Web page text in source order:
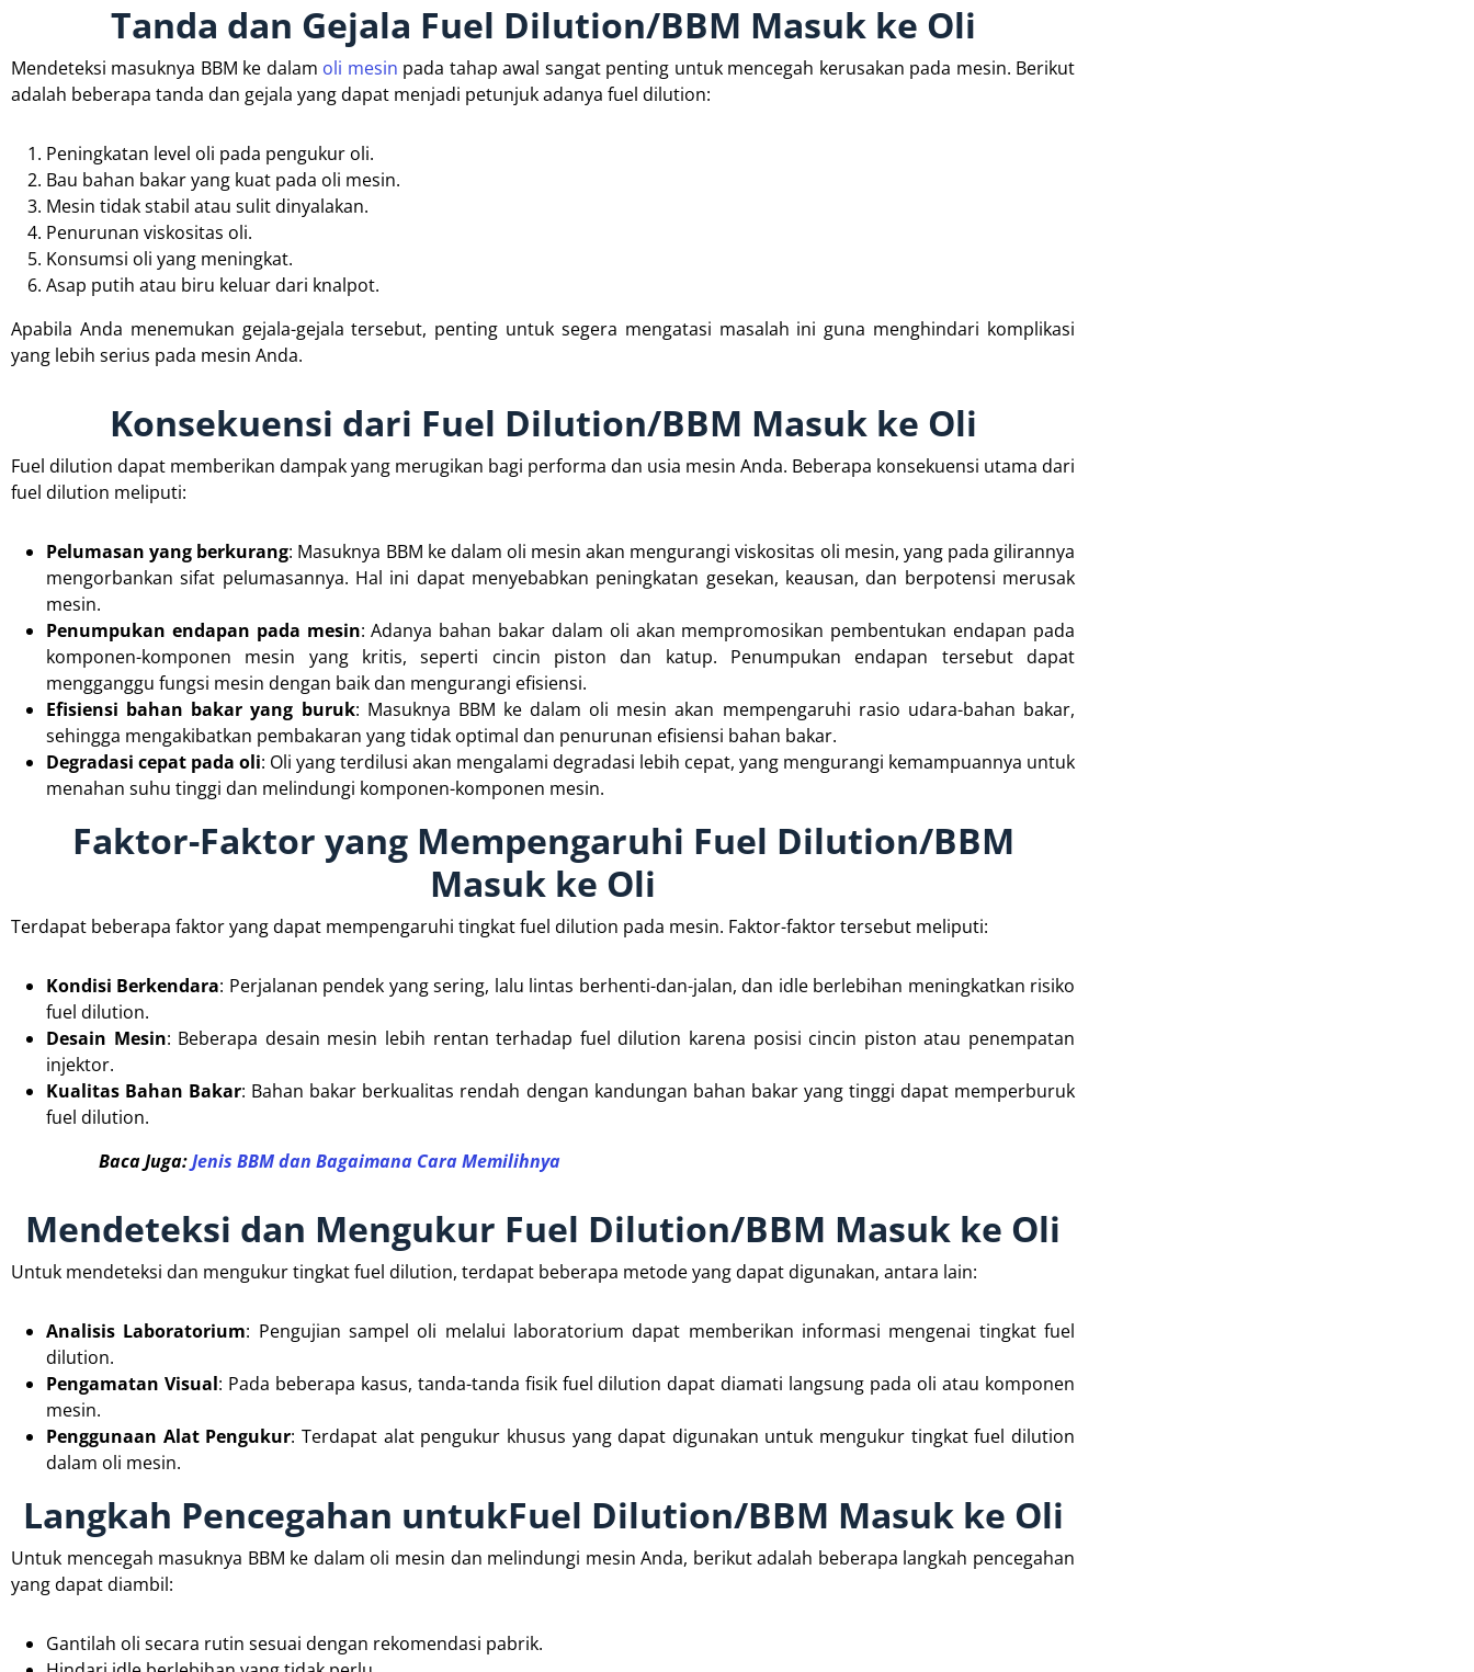
Tanda dan Gejala Fuel Dilution/BBM Masuk ke Oli
Mendeteksi masuknya BBM ke dalam oli mesin pada tahap awal sangat penting untuk mencegah kerusakan pada mesin. Berikut
adalah beberapa tanda dan gejala yang dapat menjadi petunjuk adanya fuel dilution:
Peningkatan level oli pada pengukur oli.
Bau bahan bakar yang kuat pada oli mesin.
Mesin tidak stabil atau sulit dinyalakan.
Penurunan viskositas oli.
Konsumsi oli yang meningkat.
Asap putih atau biru keluar dari knalpot.
Apabila Anda menemukan gejala-gejala tersebut, penting untuk segera mengatasi masalah ini guna menghindari komplikasi
yang lebih serius pada mesin Anda.
Konsekuensi dari Fuel Dilution/BBM Masuk ke Oli
Fuel dilution dapat memberikan dampak yang merugikan bagi performa dan usia mesin Anda. Beberapa konsekuensi utama dari
fuel dilution meliputi:
Pelumasan yang berkurang: Masuknya BBM ke dalam oli mesin akan mengurangi viskositas oli mesin, yang pada gilirannya
mengorbankan sifat pelumasannya. Hal ini dapat menyebabkan peningkatan gesekan, keausan, dan berpotensi merusak
mesin.
Penumpukan endapan pada mesin: Adanya bahan bakar dalam oli akan mempromosikan pembentukan endapan pada
komponen-komponen mesin yang kritis, seperti cincin piston dan katup. Penumpukan endapan tersebut dapat
mengganggu fungsi mesin dengan baik dan mengurangi efisiensi.
Efisiensi bahan bakar yang buruk: Masuknya BBM ke dalam oli mesin akan mempengaruhi rasio udara-bahan bakar,
sehingga mengakibatkan pembakaran yang tidak optimal dan penurunan efisiensi bahan bakar.
Degradasi cepat pada oli: Oli yang terdilusi akan mengalami degradasi lebih cepat, yang mengurangi kemampuannya untuk
menahan suhu tinggi dan melindungi komponen-komponen mesin.
Faktor-Faktor yang Mempengaruhi Fuel Dilution/BBM
Masuk ke Oli
Terdapat beberapa faktor yang dapat mempengaruhi tingkat fuel dilution pada mesin. Faktor-faktor tersebut meliputi:
Kondisi Berkendara: Perjalanan pendek yang sering, lalu lintas berhenti-dan-jalan, dan idle berlebihan meningkatkan risiko
fuel dilution.
Desain Mesin: Beberapa desain mesin lebih rentan terhadap fuel dilution karena posisi cincin piston atau penempatan
injektor.
Kualitas Bahan Bakar: Bahan bakar berkualitas rendah dengan kandungan bahan bakar yang tinggi dapat memperburuk
fuel dilution.
Baca Juga:Jenis BBM dan Bagaimana Cara Memilihnya
Mendeteksi dan Mengukur Fuel Dilution/BBM Masuk ke Oli
Untuk mendeteksi dan mengukur tingkat fuel dilution, terdapat beberapa metode yang dapat digunakan, antara lain:
Analisis Laboratorium: Pengujian sampel oli melalui laboratorium dapat memberikan informasi mengenai tingkat fuel
dilution.
Pengamatan Visual: Pada beberapa kasus, tanda-tanda fisik fuel dilution dapat diamati langsung pada oli atau komponen
mesin.
Penggunaan Alat Pengukur: Terdapat alat pengukur khusus yang dapat digunakan untuk mengukur tingkat fuel dilution
dalam oli mesin.
Langkah Pencegahan untukFuel Dilution/BBM Masuk ke Oli
Untuk mencegah masuknya BBM ke dalam oli mesin dan melindungi mesin Anda, berikut adalah beberapa langkah pencegahan
yang dapat diambil:
Gantilah oli secara rutin sesuai dengan rekomendasi pabrik.